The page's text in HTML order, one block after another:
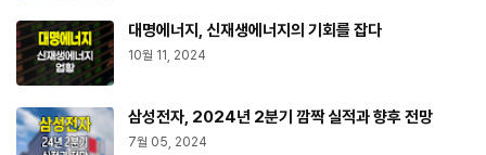
대명에너지, 신재생에너지의 기회를 잡다
10월 11, 2024
삼성전자, 2024년 2분기 깜짝 실적과 향후 전망
7월 05, 2024